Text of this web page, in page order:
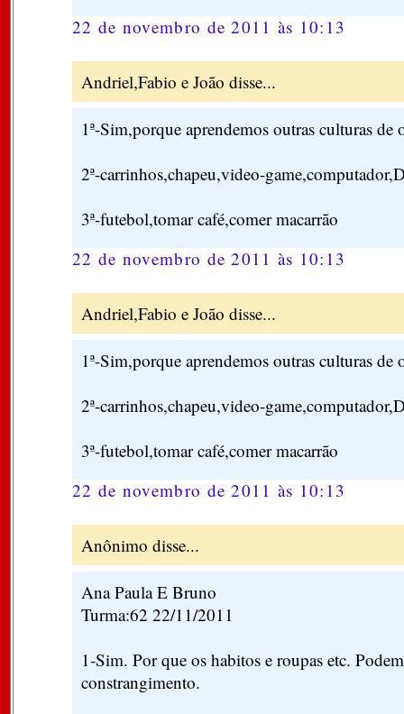
22 de novembro de 2011 às 10:13
Andriel,Fabio e João disse...
1ª-Sim,porque aprendemos outras culturas de
2ª-carrinhos,chapeu,video-
3ª-futebol,tomar café,comer macarrão
22 de novembro de 2011 às 10:13
Andriel,Fabio e João disse...
1ª-Sim,porque aprendemos outras culturas de
2ª-carrinhos,chapeu,video-
3ª-futebol,tomar café,comer macarrão
22 de novembro de 2011 às 10:13
Anônimo disse...
Ana Paula E Bruno
Turma:62 22/11/2011
1-Sim. Por que os habitos e roupas etc.
constrangimento.